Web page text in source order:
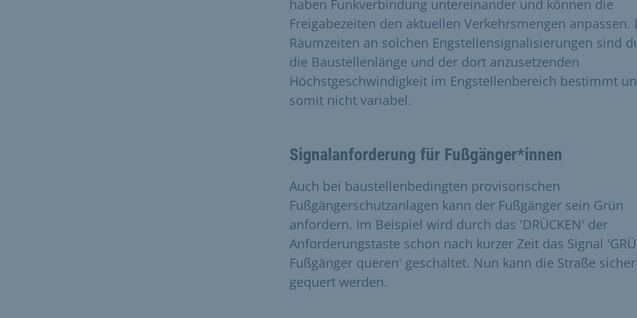
haben Funkverbindung untereinander und können die
Freigabezeiten den aktuellen Verkehrsmengen anpassen.
Räumzeiten an solchen Engstellensignalisierungen sind
die Baustellenlänge und der dort anzusetzenden
Höchstgeschwindigkeit im Engstellenbereich bestimmt
somit nicht variabel.
Signalanforderung für Fußgänger*innen
Auch bei baustellenbedingten provisorischen
Fußgängerschutzanlagen kann der Fußgänger sein Grün
anfordern. Im Beispiel wird durch das 'DRÜCKEN' der
Anforderungstaste schon nach kurzer Zeit das Signal
Fußgänger queren' geschaltet. Nun kann die Straße sicher
gequert werden.